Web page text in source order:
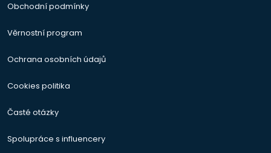
Obchodní podmínky
Věrnostní program
Ochrana osobních údajů
Cookies politika
Časté otázky
Spolupráce s influencery